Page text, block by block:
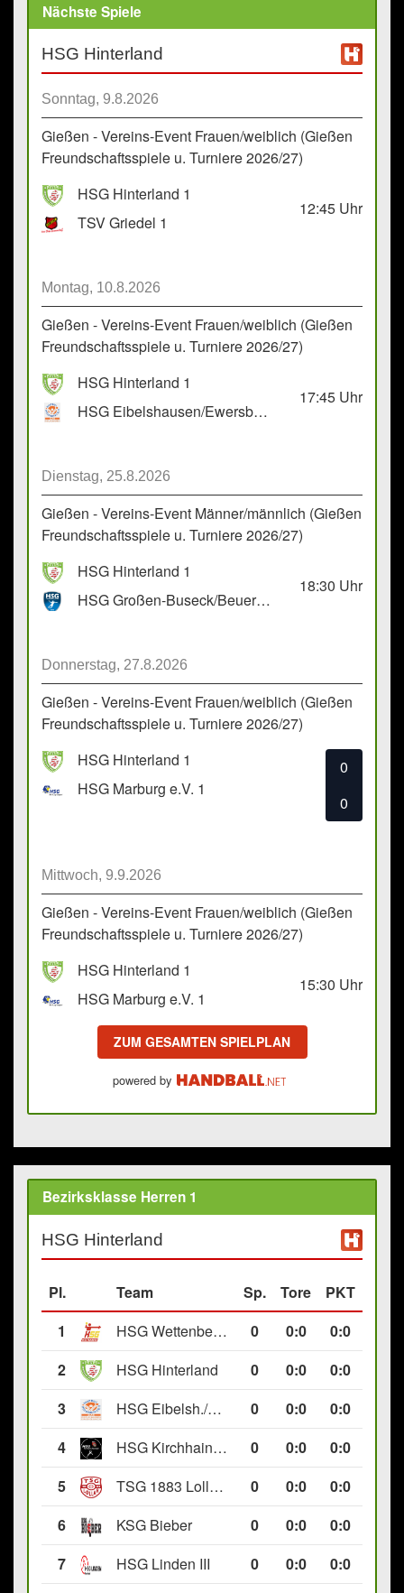
Nächste Spiele
HSG Hinterland
Sonntag, 9.8.2026
Gießen - Vereins-Event Frauen/weiblich (Gießen
Freundschaftsspiele u. Turniere 2026/27)
HSG Hinterland 1
TSV Griedel 1
12:45 Uhr
Montag, 10.8.2026
Gießen - Vereins-Event Frauen/weiblich (Gießen
Freundschaftsspiele u. Turniere 2026/27)
HSG Hinterland 1
HSG Eibelshausen/Ewersbach GbR 2
17:45 Uhr
Dienstag, 25.8.2026
Gießen - Vereins-Event Männer/männlich (Gießen
Freundschaftsspiele u. Turniere 2026/27)
HSG Hinterland 1
HSG Großen-Buseck/Beuern 1
18:30 Uhr
Donnerstag, 27.8.2026
Gießen - Vereins-Event Frauen/weiblich (Gießen
Freundschaftsspiele u. Turniere 2026/27)
HSG Hinterland 1
HSG Marburg e.V. 1
0
0
Mittwoch, 9.9.2026
Gießen - Vereins-Event Frauen/weiblich (Gießen
Freundschaftsspiele u. Turniere 2026/27)
HSG Hinterland 1
HSG Marburg e.V. 1
15:30 Uhr
ZUM GESAMTEN SPIELPLAN
powered by
Bezirksklasse Herren 1
HSG Hinterland
Pl. Team Sp. Tore
PKT
1
HSG Wettenberg III 0 0:0
0:0
2
HSG Hinterland 0 0:0
0:0
3
HSG Eibelsh./Ewersb. II 0 0:0
0:0
4
HSG Kirchhain/Neustadt II 0 0:0
0:0
5
TSG 1883 Lollar II 0 0:0
0:0
6
KSG Bieber 0 0:0
0:0
7
HSG Linden III 0 0:0
0:0